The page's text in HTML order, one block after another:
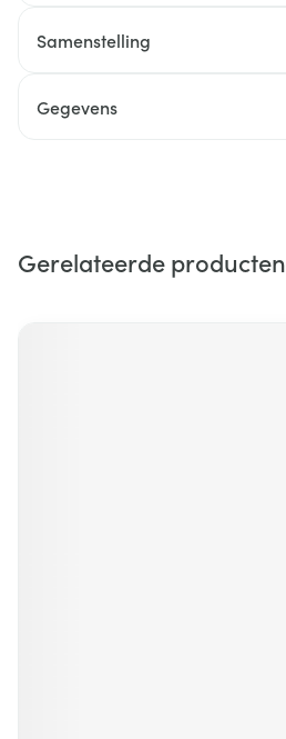
Samenstelling
Gegevens
Gerelateerde producten